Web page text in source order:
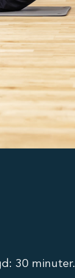
30 minuter.